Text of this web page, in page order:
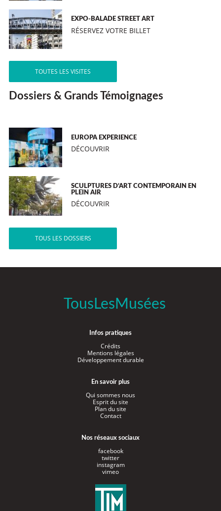
EXPO-BALADE STREET ART
RÉSERVEZ VOTRE BILLET
TOUTES LES VISITES
Dossiers & Grands Témoignages
EUROPA EXPERIENCE
DÉCOUVRIR
SCULPTURES D’ART CONTEMPORAIN EN
PLEIN AIR
DÉCOUVRIR
TOUS LES DOSSIERS
TousLesMusées
Infos pratiques
Crédits
Mentions légales
Développement durable
En savoir plus
Qui sommes nous
Esprit du site
Plan du site
Contact
Nos réseaux sociaux
facebook
twitter
instagram
vimeo